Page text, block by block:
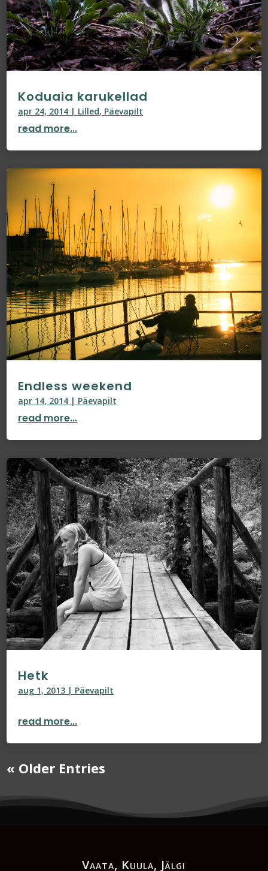
Koduaia karukellad
apr 24, 2014 | Lilled, Päevapilt
read more...
Endless weekend
apr 14, 2014 | Päevapilt
read more...
Hetk
aug 1, 2013 | Päevapilt
read more...
« Older Entries
Vaata, Kuula, Jälgi